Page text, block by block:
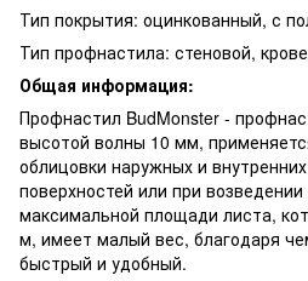
Тип покрытия: оцинкованный, с
Тип профнастила: стеновой,
Общая информация:
Профнастил BudMonster -
высотой волны 10 мм,
облицовки наружных и
поверхностей или при
максимальной площади листа,
м, имеет малый вес, благодаря
быстрый и удобный.